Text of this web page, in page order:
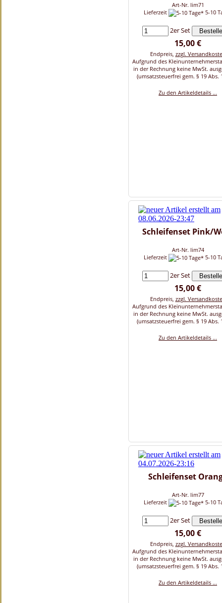
Art-Nr. lim71
Lieferzeit
5-10
2er Set
15,00 €
Endpreis, zzgl.
Aufgrund des
in der Rechnung keine MwSt.
(umsatzsteuerfrei gem. § 19 Abs.
Zu den Artikeldetails ...
Schleifenset Pink/
Art-Nr. lim74
Lieferzeit
5-10
2er Set
15,00 €
Endpreis, zzgl.
Aufgrund des
in der Rechnung keine MwSt.
(umsatzsteuerfrei gem. § 19 Abs.
Zu den Artikeldetails ...
Schleifenset
Art-Nr. lim77
Lieferzeit
5-10
2er Set
15,00 €
Endpreis, zzgl.
Aufgrund des
in der Rechnung keine MwSt.
(umsatzsteuerfrei gem. § 19 Abs.
Zu den Artikeldetails ...